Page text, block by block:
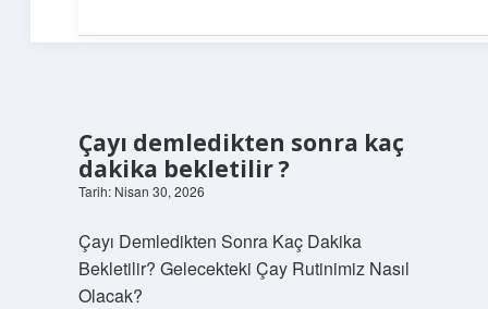
Çayı demledikten sonra kaç
dakika bekletilir ?
Tarih: Nisan 30, 2026
Çayı Demledikten Sonra Kaç Dakika
Bekletilir? Gelecekteki Çay Rutinimiz Nasıl
Olacak?